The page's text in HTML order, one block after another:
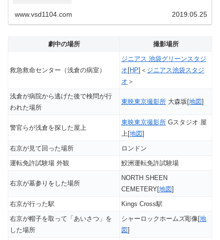
www.vsd1104.com 2019.05.25
劇中の場所 撮影場所
救急救命センター（浅倉の病室）
ジニアス 池袋グリーンスタジ
オ[HP]＜ ジニアス池袋スタジ
オ ＞
浅倉が病院から逃げた後で検問が行
われた場所
東映東京撮影所 大森坂[地図]
警官らが浅倉を探した屋上
東映東京撮影所 Gスタジオ 屋
上[地図]
右京が見て回った場所
ロンドン
運転免許試験場 外観
鮫洲運転免許試験場
右京が墓参りをした場所
NORTH SHEEN
CEMETERY[地図]
右京が行った駅
Kings Cross駅
右京が帽子を取って「あいさつ」を
した場所
シャーロックホームズ彫像[地
図]